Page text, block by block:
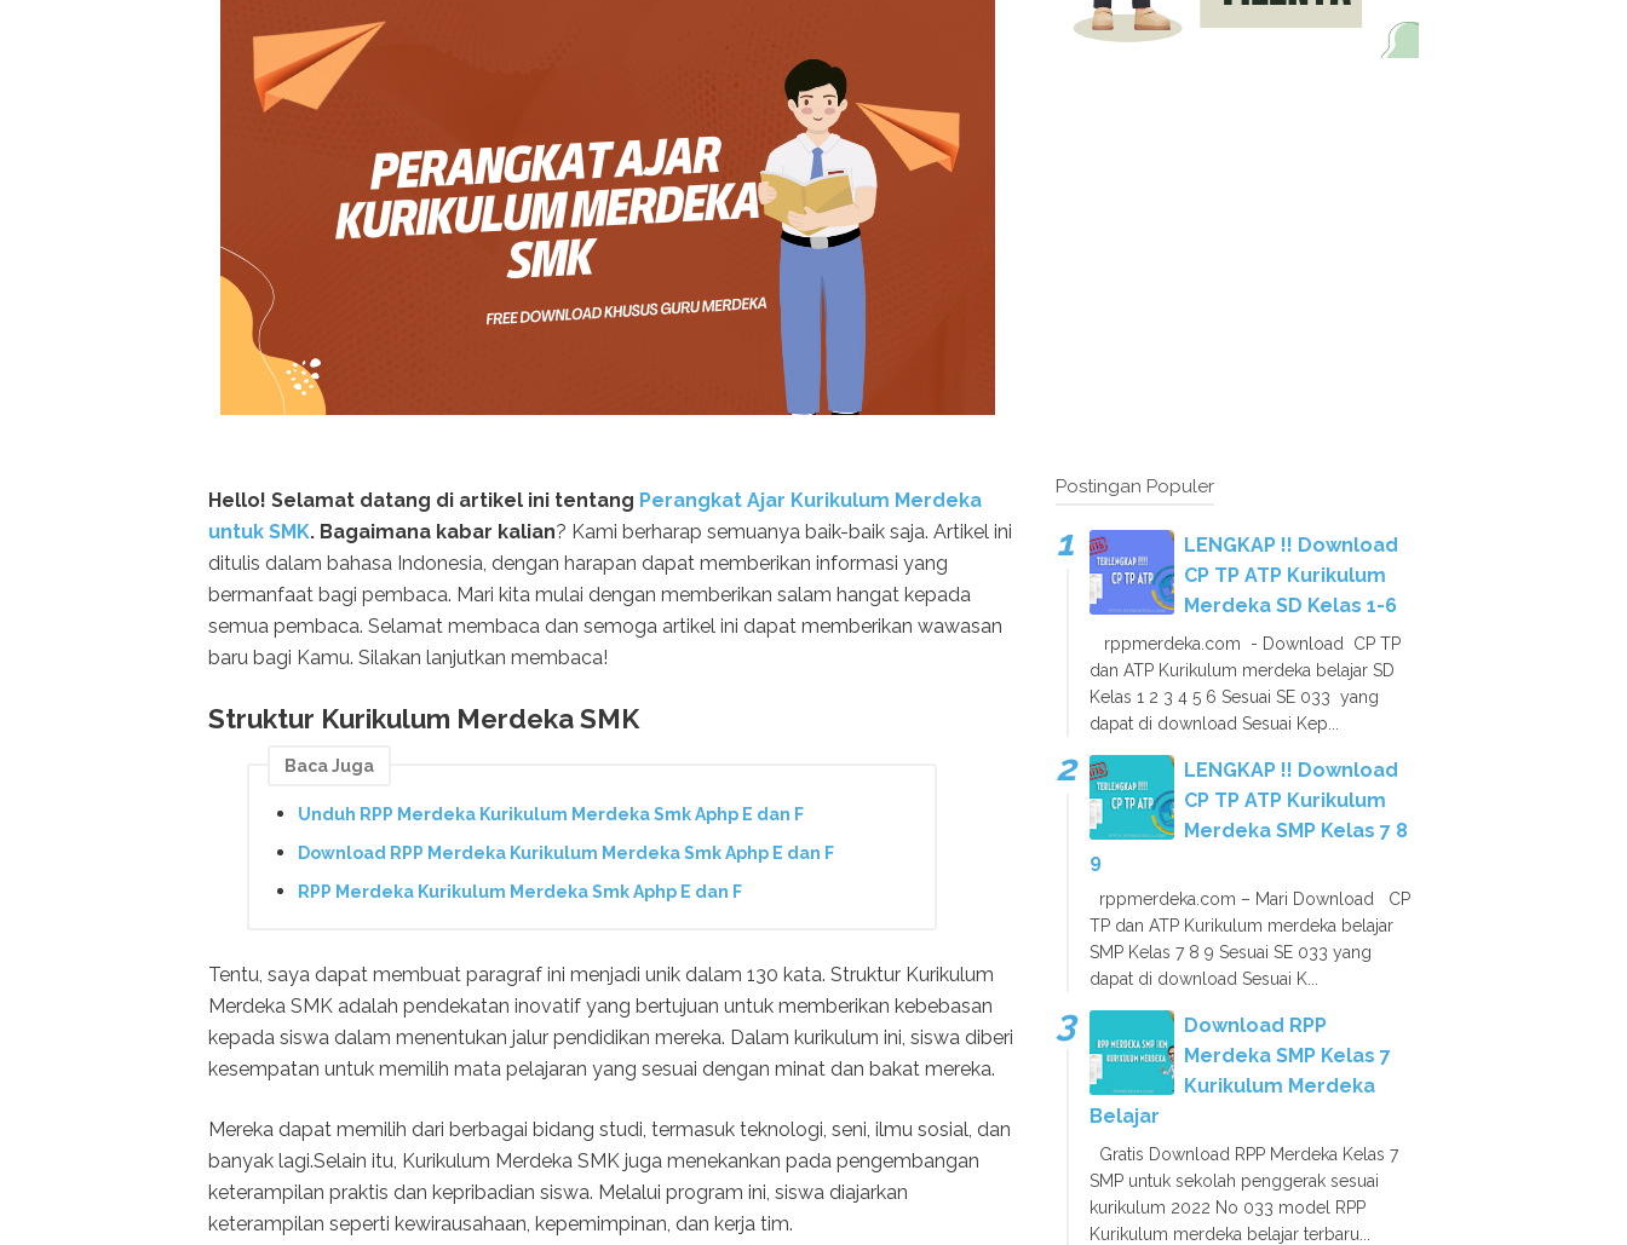
Hello! Selamat datang di artikel ini tentang Perangkat Ajar Kurikulum Merdeka
untuk SMK. Bagaimana kabar kalian? Kami berharap semuanya baik-baik saja. Artikel ini
ditulis dalam bahasa Indonesia, dengan harapan dapat memberikan informasi yang
bermanfaat bagi pembaca. Mari kita mulai dengan memberikan salam hangat kepada
semua pembaca. Selamat membaca dan semoga artikel ini dapat memberikan wawasan
baru bagi Kamu. Silakan lanjutkan membaca!
Struktur Kurikulum Merdeka SMK
Baca Juga
Unduh RPP Merdeka Kurikulum Merdeka Smk Aphp E dan F
Download RPP Merdeka Kurikulum Merdeka Smk Aphp E dan F
RPP Merdeka Kurikulum Merdeka Smk Aphp E dan F
Tentu, saya dapat membuat paragraf ini menjadi unik dalam 130 kata. Struktur Kurikulum
Merdeka SMK adalah pendekatan inovatif yang bertujuan untuk memberikan kebebasan
kepada siswa dalam menentukan jalur pendidikan mereka. Dalam kurikulum ini, siswa diberi
kesempatan untuk memilih mata pelajaran yang sesuai dengan minat dan bakat mereka.
Mereka dapat memilih dari berbagai bidang studi, termasuk teknologi, seni, ilmu sosial, dan
banyak lagi.Selain itu, Kurikulum Merdeka SMK juga menekankan pada pengembangan
keterampilan praktis dan kepribadian siswa. Melalui program ini, siswa diajarkan
keterampilan seperti kewirausahaan, kepemimpinan, dan kerja tim.
Postingan Populer
LENGKAP !! Download
CP TP ATP Kurikulum
Merdeka SD Kelas 1-6
rppmerdeka.com - Download CP TP
dan ATP Kurikulum merdeka belajar SD
Kelas 1 2 3 4 5 6 Sesuai SE 033 yang
dapat di download Sesuai Kep...
LENGKAP !! Download
CP TP ATP Kurikulum
Merdeka SMP Kelas 7 8
9
rppmerdeka.com – Mari Download CP
TP dan ATP Kurikulum merdeka belajar
SMP Kelas 7 8 9 Sesuai SE 033 yang
dapat di download Sesuai K...
Download RPP
Merdeka SMP Kelas 7
Kurikulum Merdeka
Belajar
Gratis Download RPP Merdeka Kelas 7
SMP untuk sekolah penggerak sesuai
kurikulum 2022 No 033 model RPP
Kurikulum merdeka belajar terbaru...